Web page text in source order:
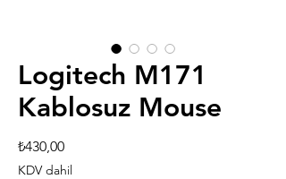
Logitech M171
Kablosuz Mouse
₺430,00Fiyat
KDV dahil